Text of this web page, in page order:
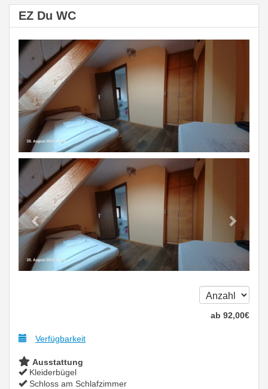
EZ Du WC
Previous
ab 92,00€
Verfügbarkeit
Ausstattung
Kleiderbügel
Schloss am Schlafzimmer